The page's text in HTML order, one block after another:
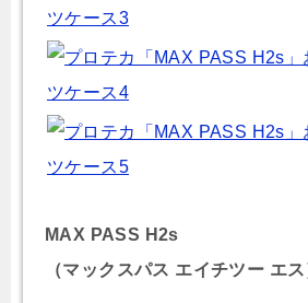
MAX PASS H2s
（マックスパス エイチツー エス